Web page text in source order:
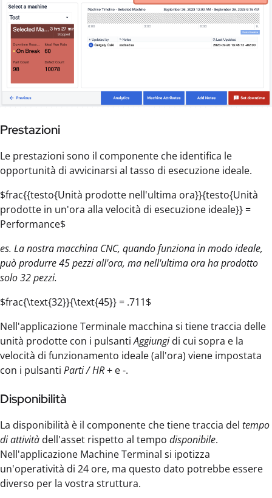
Prestazioni
Le prestazioni sono il componente che identifica le
opportunità di avvicinarsi al tasso di esecuzione ideale.
$frac{{testo{Unità prodotte nell'ultima ora}}{testo{Unità
prodotte in un'ora alla velocità di esecuzione ideale}} =
Performance$
es. La nostra macchina CNC, quando funziona in modo ideale,
può produrre 45 pezzi all'ora, ma nell'ultima ora ha prodotto
solo 32 pezzi.
$frac{\text{32}}{\text{45}} = .711$
Nell'applicazione Terminale macchina si tiene traccia delle
unità prodotte con i pulsantiAggiungidi cui sopra e la
velocità di funzionamento ideale (all'ora) viene impostata
con i pulsanti Parti / HR+ e -.
Disponibilità
La disponibilità è il componente che tiene traccia del tempo
di attività dell'asset rispetto al tempo disponibile.
Nell'applicazione Machine Terminal si ipotizza
un'operatività di 24 ore, ma questo dato potrebbe essere
diverso per la vostra struttura.